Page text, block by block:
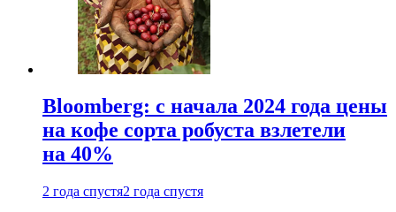
Bloomberg: с начала 2024 года цены
на кофе сорта робуста взлетели
на 40%
2 года спустя2 года спустя